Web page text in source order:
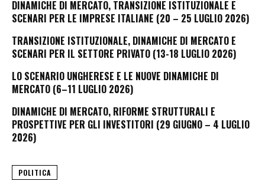
DINAMICHE DI MERCATO, TRANSIZIONE ISTITUZIONALE E
SCENARI PER LE IMPRESE ITALIANE (20 – 25 LUGLIO 2026)
TRANSIZIONE ISTITUZIONALE, DINAMICHE DI MERCATO E
SCENARI PER IL SETTORE PRIVATO (13-18 LUGLIO 2026)
LO SCENARIO UNGHERESE E LE NUOVE DINAMICHE DI
MERCATO (6–11 LUGLIO 2026)
DINAMICHE DI MERCATO, RIFORME STRUTTURALI E
PROSPETTIVE PER GLI INVESTITORI (29 GIUGNO – 4 LUGLIO
2026)
POLITICA